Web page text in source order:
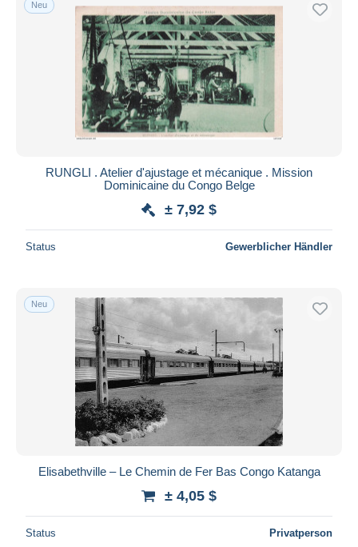
Kostenloser Versand
Zahlungsmethoden
PayPal
Banküberweisung
Visa
Mastercard
iDeal
Wohnsitz des Verkäufers
Übernehmen
Neu
RUNGLI . Atelier d'ajustage et mécanique . Mission
Dominicaine du Congo Belge
± 7,92 $
Status Gewerblicher Händler
Neu
Elisabethville – Le Chemin de Fer Bas Congo Katanga
± 4,05 $
Status Privatperson